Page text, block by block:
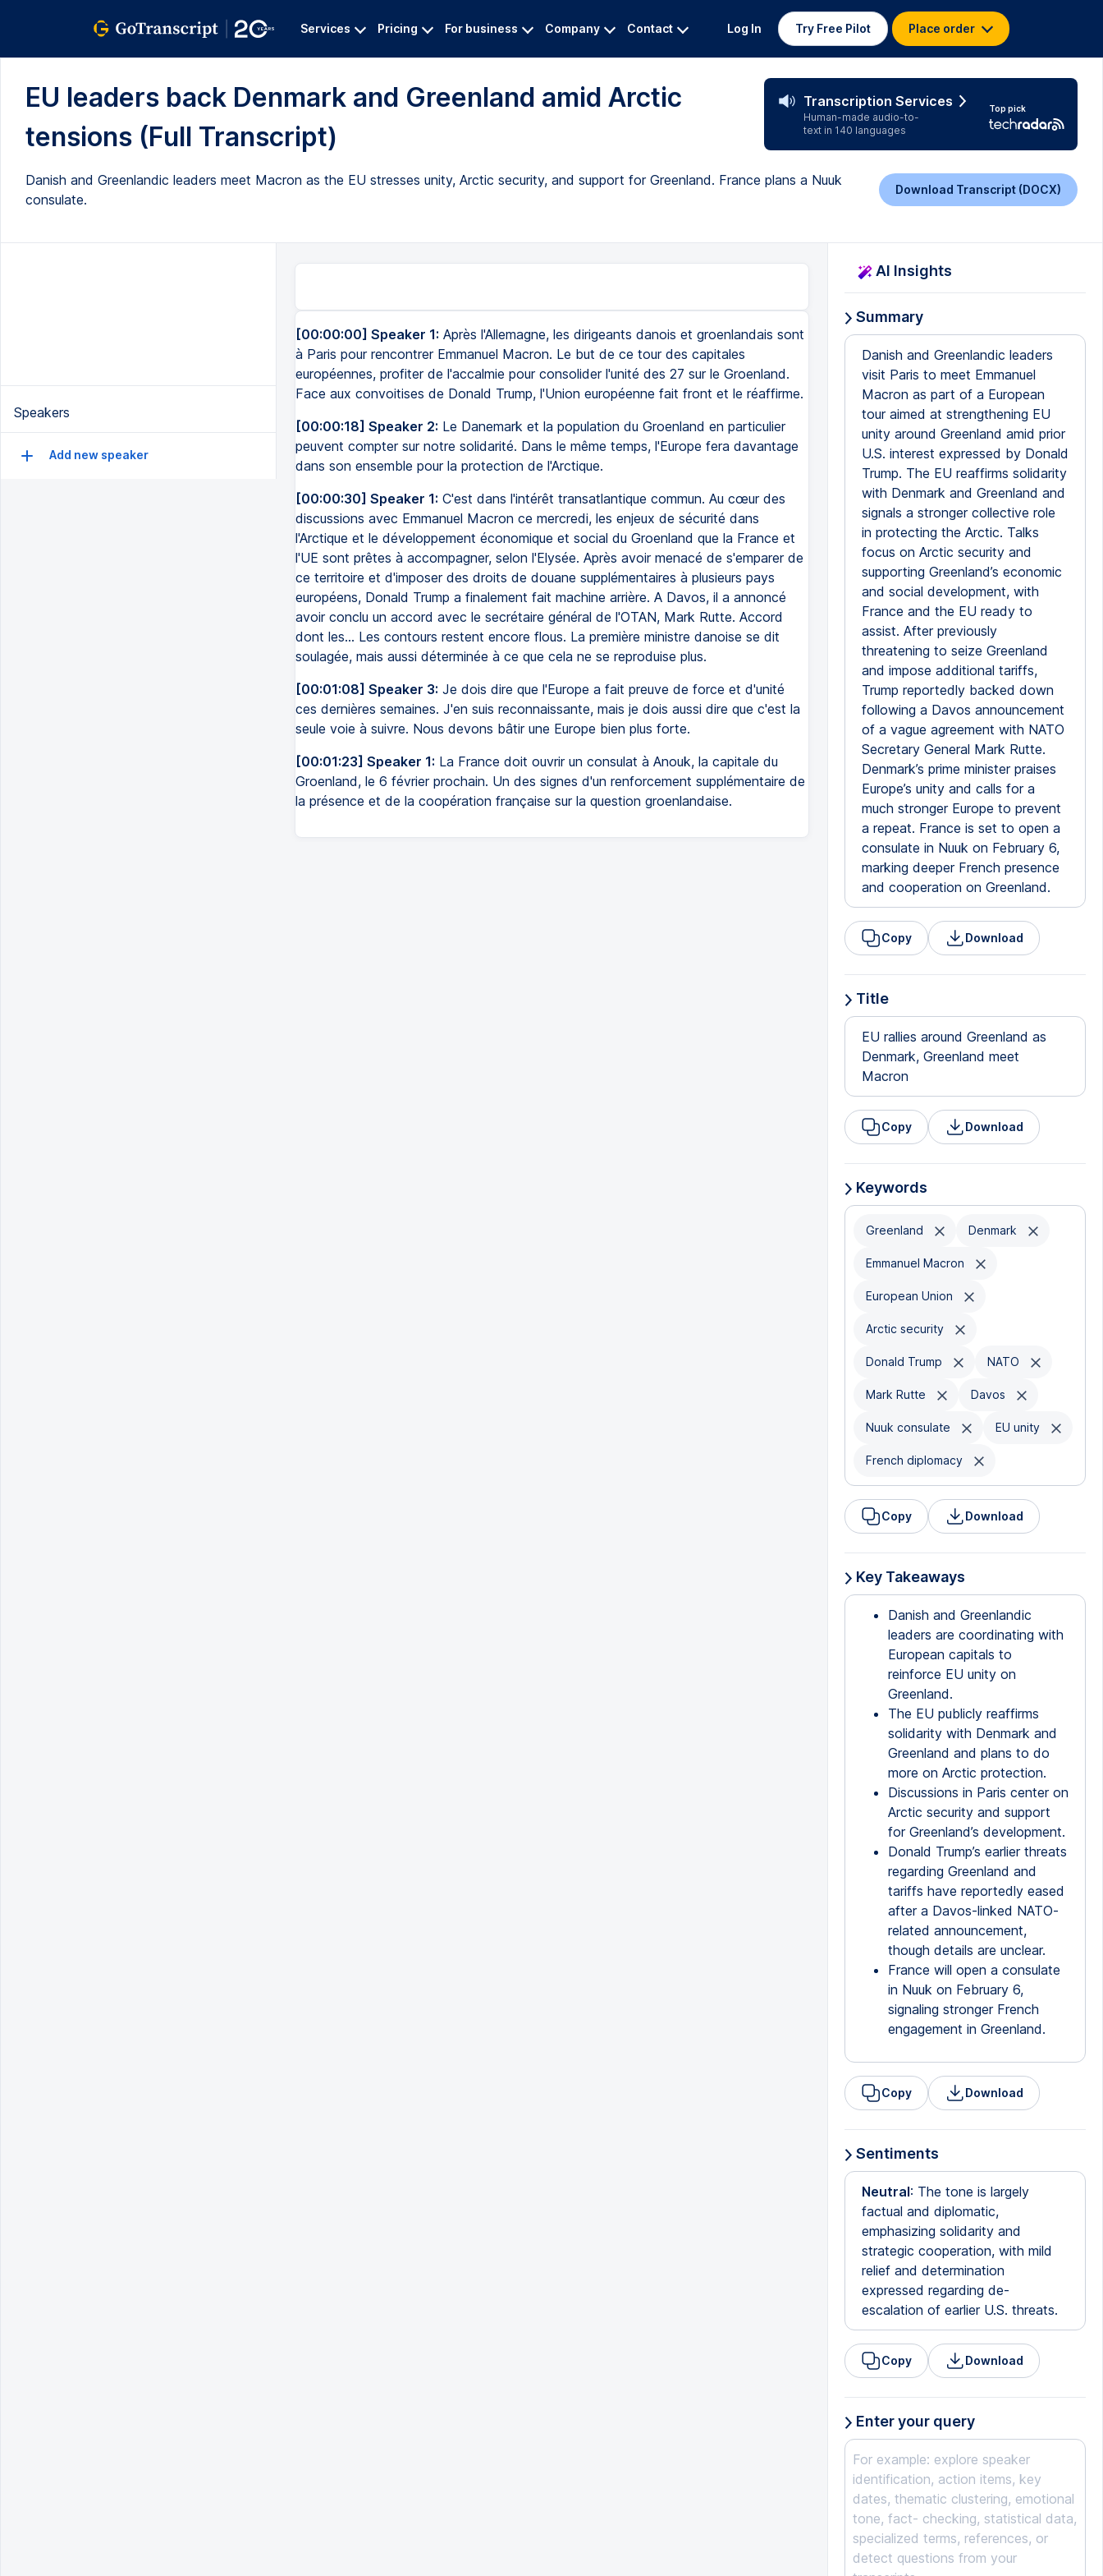
Services Pricing For business Company Contact Log In Try Free Pilot Place order
EU leaders back Denmark and Greenland amid Arctic
tensions (Full Transcript)
Transcription Services
Human-made audio-to-
text in 140 languages
Top pick
Danish and Greenlandic leaders meet Macron as the EU stresses unity, Arctic security, and support for Greenland. France plans a Nuuk
consulate.
Download Transcript (DOCX)
Speakers
Add new speaker
[00:00:00] Speaker 1: Après l'Allemagne, les dirigeants danois et groenlandais sont
à Paris pour rencontrer Emmanuel Macron. Le but de ce tour des capitales
européennes, profiter de l'accalmie pour consolider l'unité des 27 sur le Groenland.
Face aux convoitises de Donald Trump, l'Union européenne fait front et le réaffirme.
[00:00:18] Speaker 2: Le Danemark et la population du Groenland en particulier
peuvent compter sur notre solidarité. Dans le même temps, l'Europe fera davantage
dans son ensemble pour la protection de l'Arctique.
[00:00:30] Speaker 1: C'est dans l'intérêt transatlantique commun. Au cœur des
discussions avec Emmanuel Macron ce mercredi, les enjeux de sécurité dans
l'Arctique et le développement économique et social du Groenland que la France et
l'UE sont prêtes à accompagner, selon l'Elysée. Après avoir menacé de s'emparer de
ce territoire et d'imposer des droits de douane supplémentaires à plusieurs pays
européens, Donald Trump a finalement fait machine arrière. A Davos, il a annoncé
avoir conclu un accord avec le secrétaire général de l'OTAN, Mark Rutte. Accord
dont les... Les contours restent encore flous. La première ministre danoise se dit
soulagée, mais aussi déterminée à ce que cela ne se reproduise plus.
[00:01:08] Speaker 3: Je dois dire que l'Europe a fait preuve de force et d'unité
ces dernières semaines. J'en suis reconnaissante, mais je dois aussi dire que c'est la
seule voie à suivre. Nous devons bâtir une Europe bien plus forte.
[00:01:23] Speaker 1: La France doit ouvrir un consulat à Anouk, la capitale du
Groenland, le 6 février prochain. Un des signes d'un renforcement supplémentaire de
la présence et de la coopération française sur la question groenlandaise.
AI Insights
Summary
Danish and Greenlandic leaders
visit Paris to meet Emmanuel
Macron as part of a European
tour aimed at strengthening EU
unity around Greenland amid prior
U.S. interest expressed by Donald
Trump. The EU reaffirms solidarity
with Denmark and Greenland and
signals a stronger collective role
in protecting the Arctic. Talks
focus on Arctic security and
supporting Greenland’s economic
and social development, with
France and the EU ready to
assist. After previously
threatening to seize Greenland
and impose additional tariffs,
Trump reportedly backed down
following a Davos announcement
of a vague agreement with NATO
Secretary General Mark Rutte.
Denmark’s prime minister praises
Europe’s unity and calls for a
much stronger Europe to prevent
a repeat. France is set to open a
consulate in Nuuk on February 6,
marking deeper French presence
and cooperation on Greenland.
Copy Download
Title
EU rallies around Greenland as
Denmark, Greenland meet
Macron
Copy Download
Keywords
Greenland Denmark
Emmanuel Macron
European Union
Arctic security
Donald Trump NATO
Mark Rutte Davos
Nuuk consulate EU unity
French diplomacy
Copy Download
Key Takeaways
Danish and Greenlandic
leaders are coordinating with
European capitals to
reinforce EU unity on
Greenland.
The EU publicly reaffirms
solidarity with Denmark and
Greenland and plans to do
more on Arctic protection.
Discussions in Paris center on
Arctic security and support
for Greenland’s development.
Donald Trump’s earlier threats
regarding Greenland and
tariffs have reportedly eased
after a Davos-linked NATO-
related announcement,
though details are unclear.
France will open a consulate
in Nuuk on February 6,
signaling stronger French
engagement in Greenland.
Copy Download
Sentiments
Neutral: The tone is largely
factual and diplomatic,
emphasizing solidarity and
strategic cooperation, with mild
relief and determination
expressed regarding de-
escalation of earlier U.S. threats.
Copy Download
Enter your query